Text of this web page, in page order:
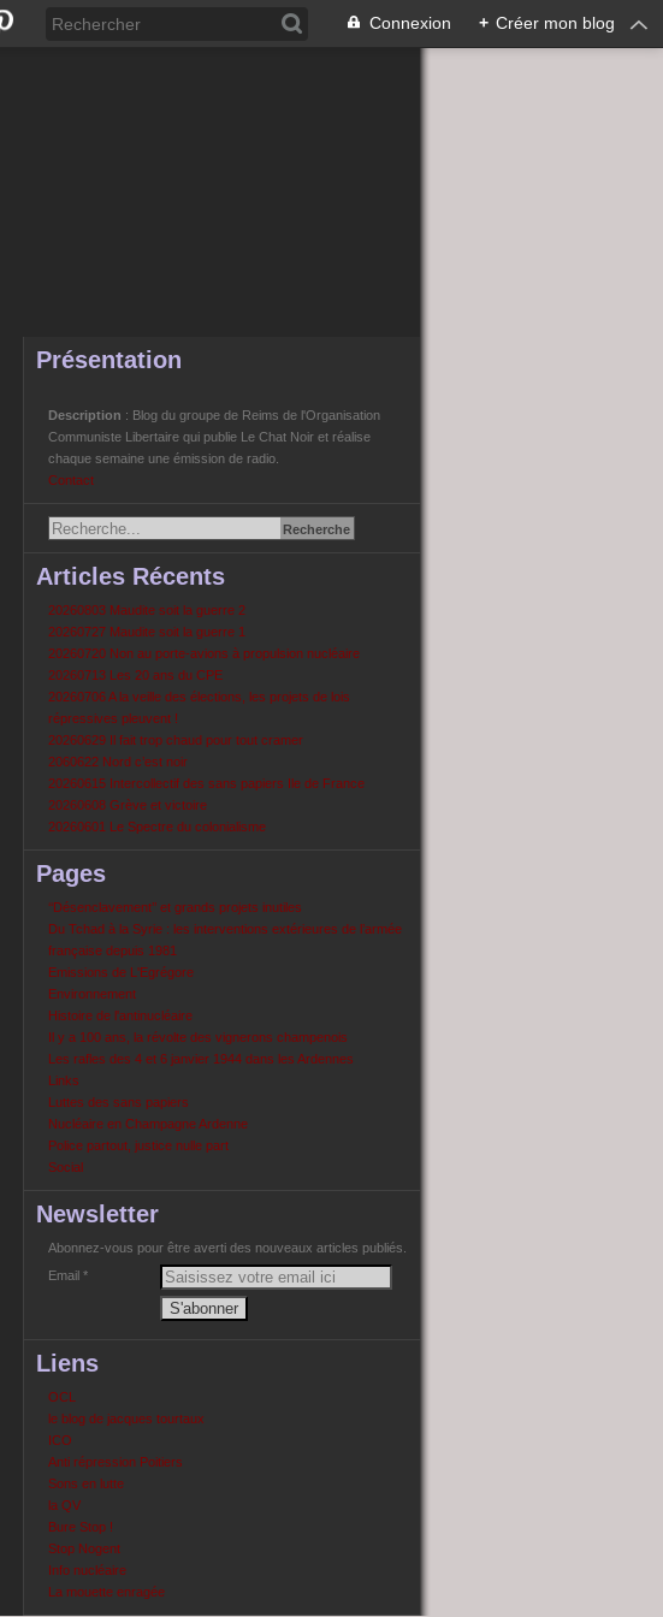
Connexion + Créer mon blog
Présentation
Description : Blog du groupe de Reims de l'Organisation
Communiste Libertaire qui publie Le Chat Noir et réalise
chaque semaine une émission de radio.
Contact
Articles Récents
20260803 Maudite soit la guerre 2
20260727 Maudite soit la guerre 1
20260720 Non au porte-avions à propulsion nucléaire
20260713 Les 20 ans du CPE
20260706 A la veille des élections, les projets de lois
répressives pleuvent !
20260629 Il fait trop chaud pour tout cramer
2060622 Nord c’est noir
20260615 Intercollectif des sans papiers Ile de France
20260608 Grève et victoire
20260601 Le Spectre du colonialisme
Pages
‘‘Désenclavement’’ et grands projets inutiles
Du Tchad à la Syrie : les interventions extérieures de l’armée
française depuis 1981
Emissions de L'Egrégore
Environnement
Histoire de l'antinucléaire
Il y a 100 ans, la révolte des vignerons champenois
Les rafles des 4 et 6 janvier 1944 dans les Ardennes
Links
Luttes des sans papiers
Nucléaire en Champagne Ardenne
Police partout, justice nulle part
Social
Newsletter
Abonnez-vous pour être averti des nouveaux articles publiés.
Email
Liens
OCL
le blog de jacques tourtaux
ICO
Anti répression Poitiers
Sons en lutte
la QV
Bure Stop !
Stop Nogent
Info nucléaire
La mouette enragée